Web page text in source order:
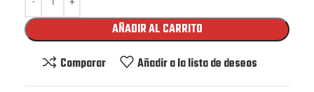
AÑADIR AL CARRITO
Comparar
Añadir a la lista de deseos